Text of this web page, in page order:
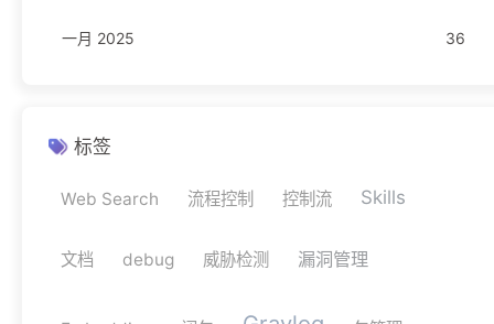
网络安全 11
科目一
一月 2025 36
标签
Web Search 流程控制 控制流 Skills
文档 debug 威胁检测 漏洞管理